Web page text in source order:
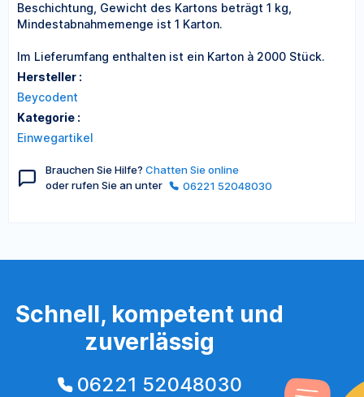
Beschichtung, Gewicht des Kartons beträgt 1 kg,
Mindestabnahmemenge ist 1 Karton.
Im Lieferumfang enthalten ist ein Karton à 2000 Stück.
Hersteller :
Beycodent
Kategorie :
Einwegartikel
Brauchen Sie Hilfe? Chatten Sie online
oder rufen Sie an unter
06221 52048030
Schnell, kompetent und
zuverlässig
06221 52048030